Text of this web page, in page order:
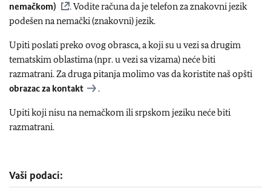
nemačkom)
. Vodite računa da je telefon za znakovni jezik
podešen na nemački (znakovni) jezik.
Upiti poslati preko ovog obrasca, a koji su u vezi sa drugim
tematskim oblastima (npr. u vezi sa vizama) neće biti
razmatrani. Za druga pitanja molimo vas da koristite naš opšti
obrazac za kontakt
.
Upiti koji nisu na nemačkom ili srpskom jeziku neće biti
razmatrani.
Vaši podaci: